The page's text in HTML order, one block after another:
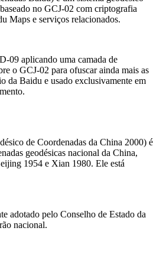
no GCJ-02 com criptografia
Maps e serviços relacionados.
09 aplicando uma camada de
o GCJ-02 para ofuscar ainda mais as
da Baidu e usado exclusivamente em
de Coordenadas da China 2000) é
geodésicas nacional da China,
1954 e Xian 1980. Ele está
adotado pelo Conselho de Estado da
nacional.